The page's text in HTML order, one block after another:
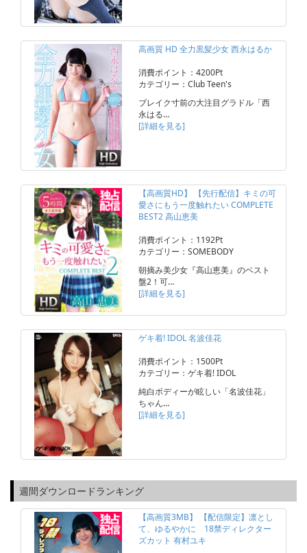
高画質 HD 全力黒髪少女 西永はるか
消費ポイント：4200Pt
カテゴリー：Club Teen's
ブレイク寸前の大注目グラドル「西
永はる…
[詳細を見る]
【高画質HD】 【先行配信】キミの可
愛さにもう一度触れたい COMPLETE
BEST2 高山恵美
消費ポイント：1192Pt
カテゴリー：SOMEBODY
朝摘み美少女『高山恵美』のベスト
盤2！可…
[詳細を見る]
ゲキ着! IDOL 名波佳花
消費ポイント：1500Pt
カテゴリー：ゲキ着! IDOL
純白ボディーが眩しい「名波佳花」
ちゃん…
[詳細を見る]
週間ダウンロードランキング
【高画質3MB】 【配信限定】凛とし
て、ゆるやかに 18禁ディレクター
ズカット 有村ユキ